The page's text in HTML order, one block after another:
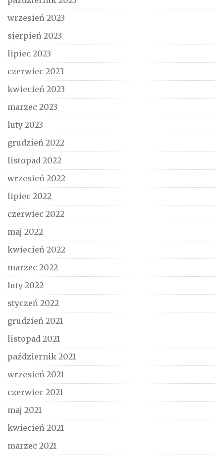
wrzesień 2023
sierpień 2023
lipiec 2023
czerwiec 2023
kwiecień 2023
marzec 2023
luty 2023
grudzień 2022
listopad 2022
wrzesień 2022
lipiec 2022
czerwiec 2022
maj 2022
kwiecień 2022
marzec 2022
luty 2022
styczeń 2022
grudzień 2021
listopad 2021
październik 2021
wrzesień 2021
czerwiec 2021
maj 2021
kwiecień 2021
marzec 2021